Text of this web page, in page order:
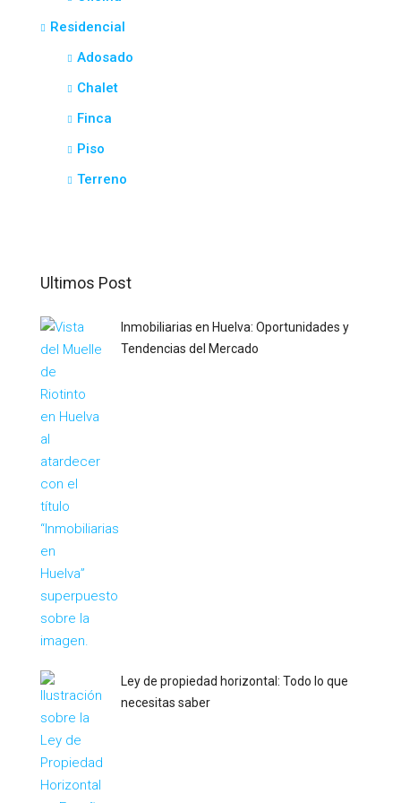
Residencial
Adosado
Chalet
Finca
Piso
Terreno
Ultimos Post
Inmobiliarias en Huelva: Oportunidades y
Tendencias del Mercado
Ley de propiedad horizontal: Todo lo que
necesitas saber